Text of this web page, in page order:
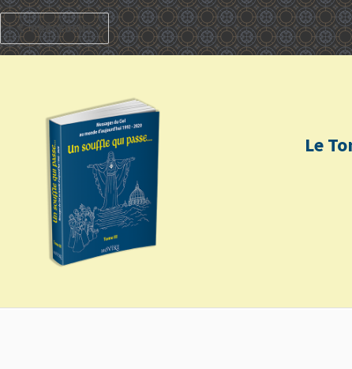
PRÉCÉDENT
Le